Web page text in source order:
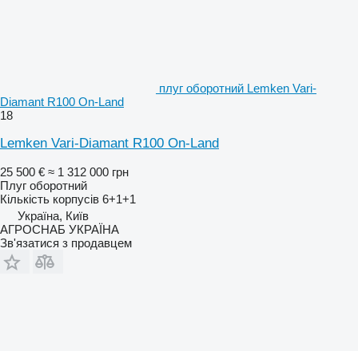
плуг оборотний Lemken Vari-
Diamant R100 On-Land
18
Lemken Vari-Diamant R100 On-Land
25 500 € ≈ 1 312 000 грн
Плуг оборотний
Кількість корпусів 6+1+1
Україна, Київ
АГРОСНАБ УКРАЇНА
Зв'язатися з продавцем